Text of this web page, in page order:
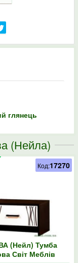
глянець
(Нейла)
(Нейл) Тумба
Світ Меблів
Код:17270